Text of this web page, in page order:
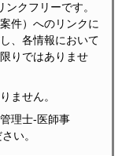
クフリーです。
件）へのリンクに
、各情報において
りではありませ
ません。
理士-医師事
い。